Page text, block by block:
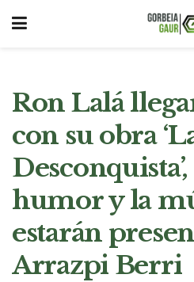
Ron Lalá
con su obra
humor y la
estarán
Arrazpi Berri